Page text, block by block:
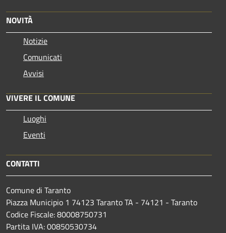
NOVITÀ
Notizie
Comunicati
Avvisi
VIVERE IL COMUNE
Luoghi
Eventi
CONTATTI
Comune di Taranto
Piazza Municipio 1 74123 Taranto TA - 74121 - Taranto
Codice Fiscale: 80008750731
Partita IVA: 00850530734